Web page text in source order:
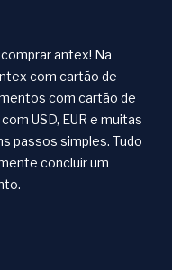
antex! Na
com cartão de
com cartão de
USD, EUR e muitas
passos simples. Tudo
concluir um